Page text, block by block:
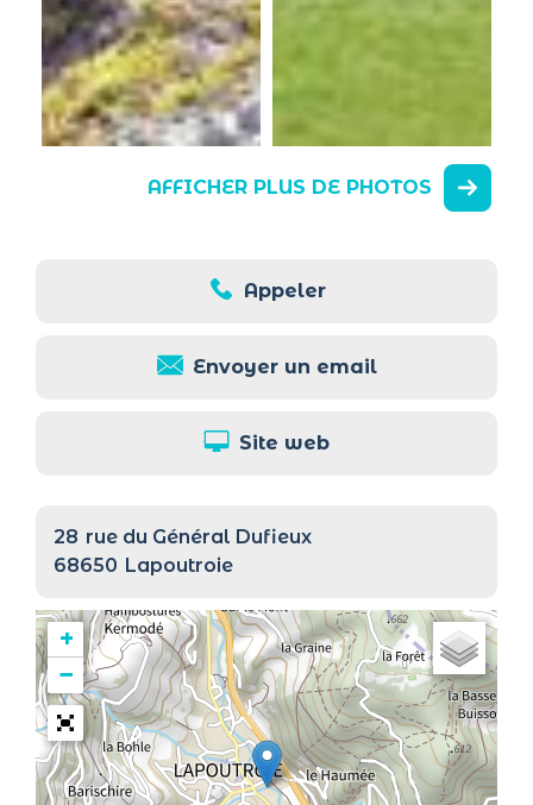
AFFICHER PLUS DE PHOTOS
Appeler
Envoyer un email
Site web
28 rue du Général Dufieux
68650 Lapoutroie
+
−